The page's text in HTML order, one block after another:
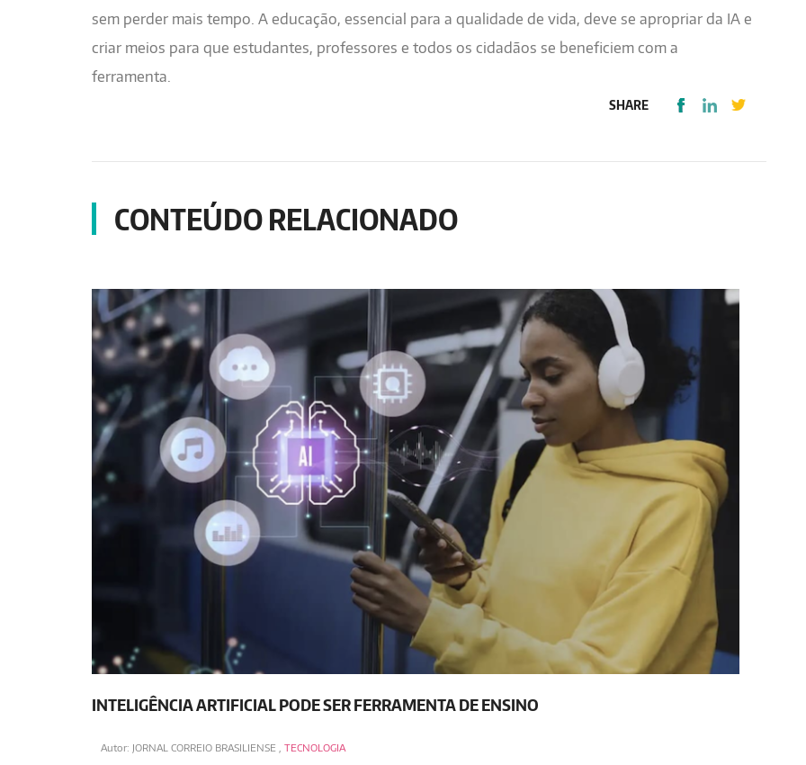
sem perder mais tempo. A educação, essencial para a qualidade de vida, deve se apropriar da IA e
criar meios para que estudantes, professores e todos os cidadãos se beneficiem com a
ferramenta.
SHARE
CONTEÚDO RELACIONADO
INTELIGÊNCIA ARTIFICIAL PODE SER FERRAMENTA DE ENSINO
Autor: JORNAL CORREIO BRASILIENSE TECNOLOGIA